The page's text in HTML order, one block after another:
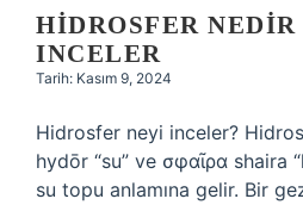
HIDROSFER
INCELER
Tarih: Kasım 9, 2024
Hidrosfer neyi inceler?
hydōr “su” ve σφαῖρα shaira
su topu anlamına gelir. Bir